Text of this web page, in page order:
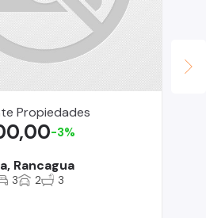
Propiedades
Rancagua
-3%
3 2 3